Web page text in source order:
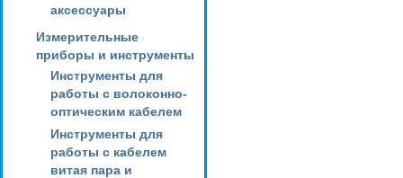
аксессуары
Измерительные
приборы и инструменты
Инструменты для
работы с волоконно-
оптическим кабелем
Инструменты для
работы с кабелем
витая пара и